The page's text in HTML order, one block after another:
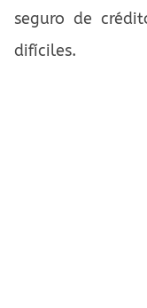
seguro de
difíciles.